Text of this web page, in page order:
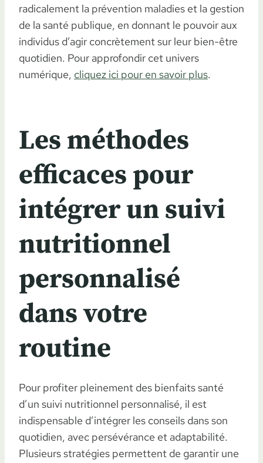
radicalement la prévention maladies et la gestion
de la santé publique, en donnant le pouvoir aux
individus d’agir concrètement sur leur bien-être
quotidien. Pour approfondir cet univers
numérique, cliquez ici pour en savoir plus.
Les méthodes
efficaces pour
intégrer un suivi
nutritionnel
personnalisé
dans votre
routine
Pour profiter pleinement des bienfaits santé
d’un suivi nutritionnel personnalisé, il est
indispensable d’intégrer les conseils dans son
quotidien, avec persévérance et adaptabilité.
Plusieurs stratégies permettent de garantir une